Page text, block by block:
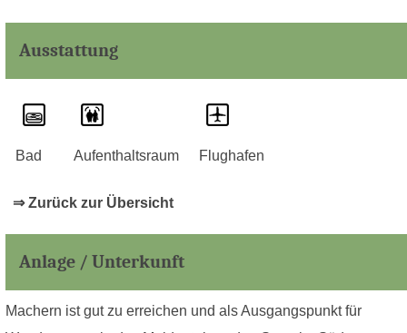
Ausstattung
Bad Aufenthaltsraum Flughafen
⇒ Zurück zur Übersicht
Anlage / Unterkunft
Machern ist gut zu erreichen und als Ausgangspunkt für